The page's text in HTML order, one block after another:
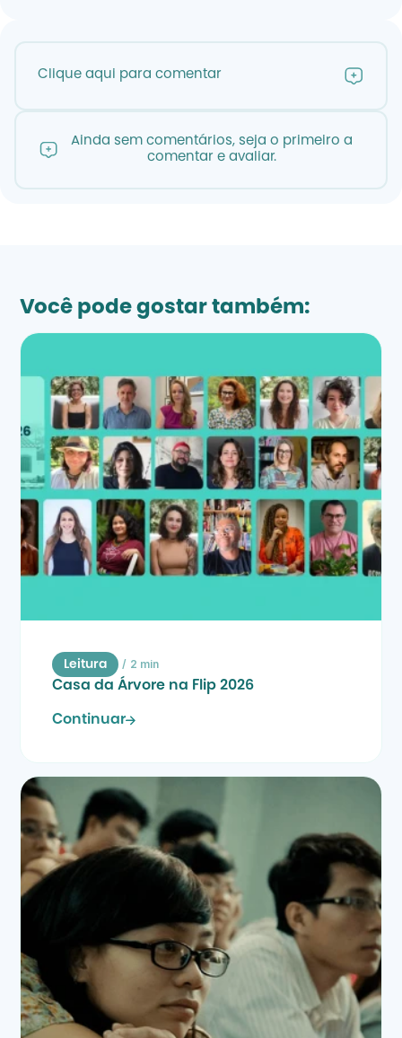
Clique aqui para comentar
Ainda sem comentários, seja o primeiro a
comentar e avaliar.
Você pode gostar também:
Leitura / 2 min
Casa da Árvore na Flip 2026
Continuar